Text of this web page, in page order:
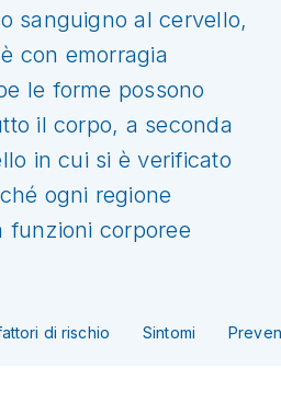
sanguigno al cervello,
con emorragia
le forme possono
il corpo, a seconda
in cui si è verificato
ogni regione
funzioni corporee
di rischio Sintomi